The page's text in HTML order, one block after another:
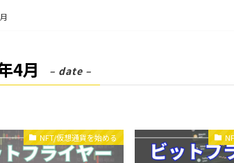
4月 – date –
NFT/仮想通貨を始める